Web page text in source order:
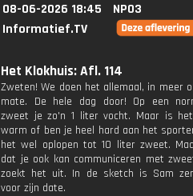
08-06-2026 18:45
NPO3
Informatief.TV
Het Klokhuis: Afl. 114
Zweten! We doen het allemaal, in meer
mate. De hele dag door! Op een
zweet je zo'n 1 liter vocht. Maar is
warm of ben je heel hard aan het
het wel oplopen tot 10 liter zweet.
dat je ook kan communiceren met
zoekt het uit. In de sketch is Sam
voor zijn date.